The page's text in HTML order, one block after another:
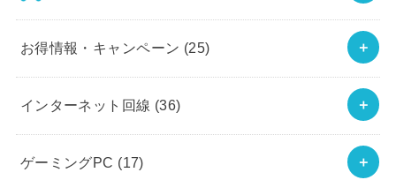
お得情報・キャンペーン (25)
インターネット回線 (36)
ゲーミングPC (17)